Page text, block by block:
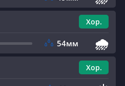
Хор.
54мм 🌧️
Хор.